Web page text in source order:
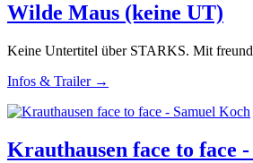
Wilde Maus (keine UT)
Keine Untertitel über STARKS. Mit
Infos & Trailer →
Krauthausen face to face